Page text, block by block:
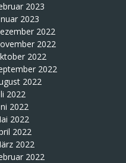
2023
2023
2022
2022
2022
2022
2022
2022
2022
2022
2022
2022
2022